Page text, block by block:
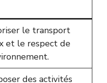
le transport
et le respect de
des activités